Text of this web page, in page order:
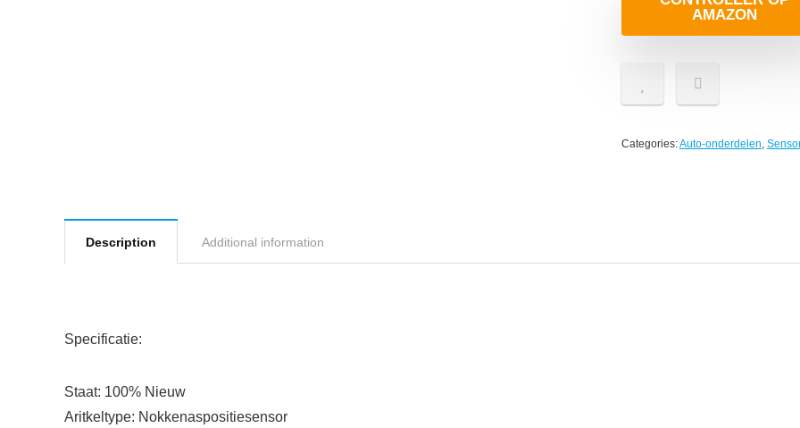
AMAZON
Categories:Auto-onderdelen,
Description Additional information
Specificatie:
Staat: 100% Nieuw
Aritkeltype: Nokkenaspositiesensor